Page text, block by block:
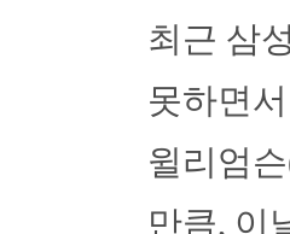
최근 삼
못하면
윌리엄
만큼, 이